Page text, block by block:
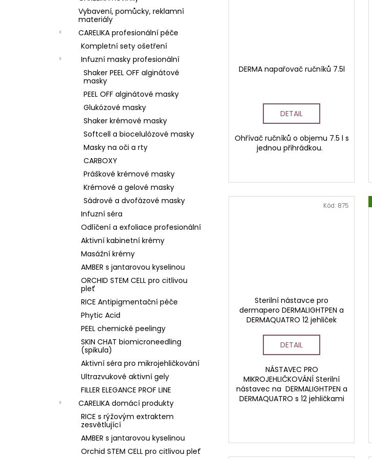
Vybavení, pomůcky, reklamní
materiály
CARELIKA profesionální péče
Kompletní sety ošetření
Infuzní masky profesionální
Shaker PEEL OFF alginátové
masky
PEEL OFF alginátové masky
Glukózové masky
Shaker krémové masky
Softcell a biocelulózové masky
Masky na oči a rty
CARBOXY
Práškové krémové masky
Krémové a gelové masky
Sádrové a dvofázové masky
Infuzní séra
Odlíčení a exfoliace profesionální
Aktivní kabinetní krémy
Masážní krémy
AMBER s jantarovou kyselinou
ORCHID STEM CELL pro citlivou
pleť
RICE Antipigmentační péče
Phytic Acid
PEEL chemické peelingy
SKIN CHAT biomicroneedling
(spikula)
Aktivní séra pro mikrojehličkování
Ultrazvukové aktivní gely
FILLER ELEGANCE PROF LINE
CARELIKA domácí produkty
RICE s rýžovým extraktem
zesvětlující
AMBER s jantarovou kyselinou
Orchid STEM CELL pro citlivou pleť
DERMA napařovač ručníků 7.5l
DETAIL
Ohřívač ručníků o objemu 7.5 l s
jednou přihrádkou.
Sterilní nástavce pro
dermapero DERMALIGHTPEN a
DERMAQUATRO 12 jehliček
DETAIL
NÁSTAVEC PRO
MIKROJEHLIČKOVÁNÍ Sterilní
nástavec na DERMALIGHTPEN a
DERMAQUATRO s 12 jehličkami
Kód: 875